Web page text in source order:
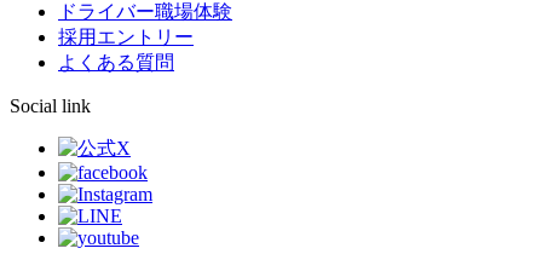
ドライバー職場体験
採用エントリー
よくある質問
Social link